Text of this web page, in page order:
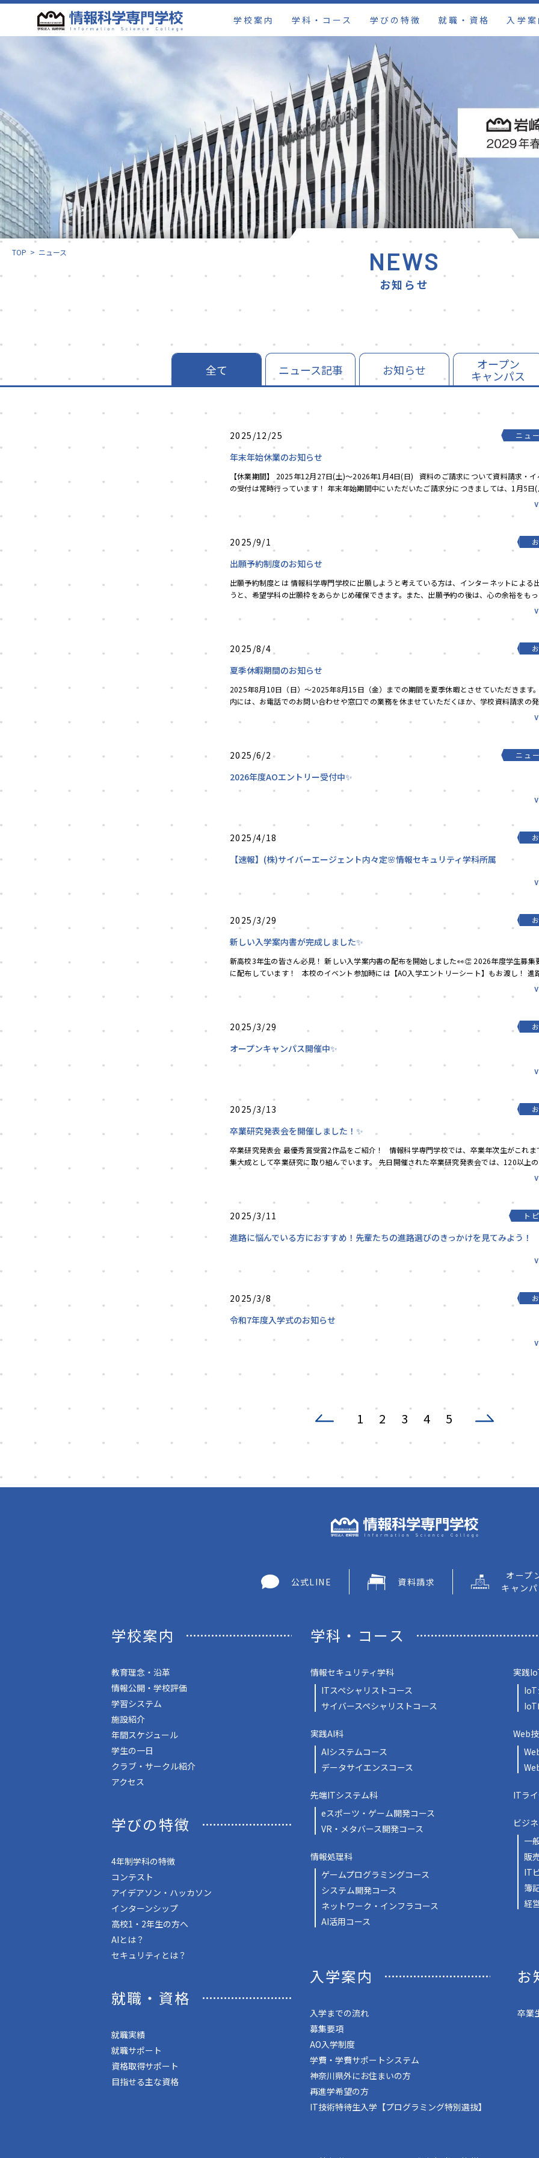
学校案内 学科・コース 学びの特徴 就職・資格 入学
NEWS
お知らせ
TOP > ニュース
全て ニュース記事 お知らせ オープン
キャンパス
2025/12/25 ニュ
年末年始休業のお知らせ
【休業期間】 2025年12月27日(土)～2026年1月4日(日) 資料のご請求について資料請求・
の受付は常時行っています！ 年末年始期間中にいただいたご請求分につきましては、1月5日
2025/9/1
出願予約制度のお知らせ
出願予約制度とは 情報科学専門学校に出願しようと考えている方は、インターネットによる
うと、希望学科の出願枠をあらかじめ確保できます。また、出願予約の後は、心の余裕をも
2025/8/4
夏季休暇期間のお知らせ
2025年8月10日（日）～2025年8月15日（金）までの期間を夏季休暇とさせていただきます
内には、お電話でのお問い合わせや窓口での業務を休ませていただくほか、学校資料請求の
2025/6/2 ニュ
2026年度AOエントリー受付中✨
2025/4/18
【速報】(株)サイバーエージェント内々定🌸情報セキュリティ学科所属
2025/3/29
新しい入学案内書が完成しました✨
新高校3年生の皆さん必見！ 新しい入学案内書の配布を開始しました👀👏 2026年度学生募集
に配布しています！ 本校のイベント参加時には【AO入学エントリーシート】もお渡し！ 進
2025/3/29
オープンキャンパス開催中✨
2025/3/13
卒業研究発表会を開催しました！✨
卒業研究発表会 最優秀賞受賞2作品をご紹介！ 情報科学専門学校では、卒業年次生がこれま
集大成として卒業研究に取り組んでいます。 先日開催された卒業研究発表会では、120以上
2025/3/11 ト
進路に悩んでいる方におすすめ！先輩たちの進路選びのきっかけを見てみよう！
2025/3/8
令和7年度入学式のお知らせ
1 2 3 4 5
公式LINE 資料請求
オープ
キャン
学校案内
教育理念・沿革
情報公開・学校評価
学習システム
施設紹介
年間スケジュール
学生の一日
クラブ・サークル紹介
アクセス
学科・コース
情報セキュリティ学科
ITスペシャリストコース
サイバースペシャリストコース
実践AI科
AIシステムコース
データサイエンスコース
先端ITシステム科
eスポーツ・ゲーム開発コース
VR・メタバース開発コース
情報処理科
ゲームプログラミングコース
システム開発コース
ネットワーク・インフラコース
AI活用コース
実践
IoT
IoT
Web
ITラ
ビジ
一
販
IT
簿
経
学びの特徴
4年制学科の特徴
コンテスト
アイデアソン・ハッカソン
インターンシップ
高校1・2年生の方へ
AIとは？
セキュリティとは？
就職・資格
就職実績
就職サポート
資格取得サポート
目指せる主な資格
入学案内
入学までの流れ
募集要項
AO入学制度
学費・学費サポートシステム
神奈川県外にお住まいの方
再進学希望の方
IT技術特待生入学【プログラミング特別選抜】
お
卒業